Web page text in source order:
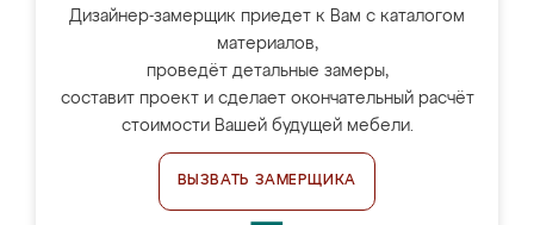
Дизайнер-замерщик приедет к Вам с каталогом
материалов,
проведёт детальные замеры,
составит проект и сделает окончательный расчёт
стоимости Вашей будущей мебели.
ВЫЗВАТЬ ЗАМЕРЩИКА